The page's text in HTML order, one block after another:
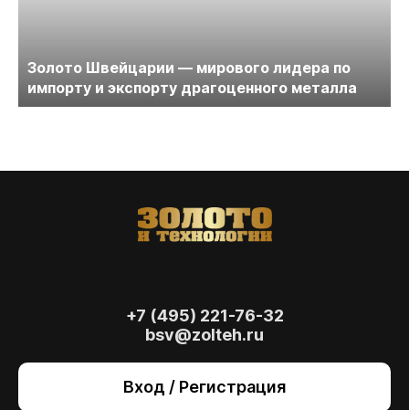
Золото Швейцарии — мирового лидера по
импорту и экспорту драгоценного металла
+7 (495) 221-76-32
bsv@zolteh.ru
Вход / Регистрация
также для анализа сайта и улучшения